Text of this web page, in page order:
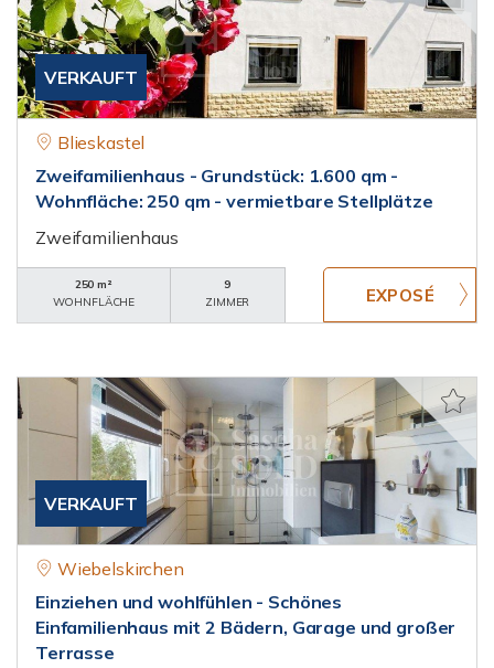
VERKAUFT
Blieskastel
Zweifamilienhaus - Grundstück: 1.600 qm -
Wohnfläche: 250 qm - vermietbare Stellplätze
Zweifamilienhaus
250 m²
WOHNFLÄCHE
9
ZIMMER
VERKAUFT
Wiebelskirchen
Einziehen und wohlfühlen - Schönes
Einfamilienhaus mit 2 Bädern, Garage und großer
Terrasse